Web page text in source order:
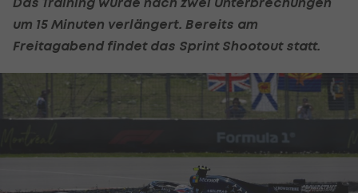
um 15 Minuten verlängert. Bereits am
Freitagabend findet das Sprint Shootout statt.